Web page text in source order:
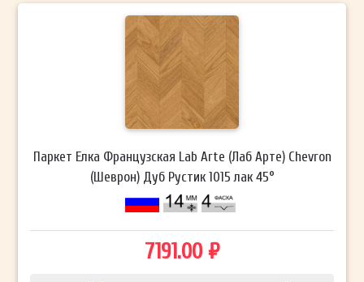
Паркет Елка Французская Lab Arte (Лаб Арте) Chevron
(Шеврон) Дуб Рустик 1015 лак 45°
7191.00 ₽